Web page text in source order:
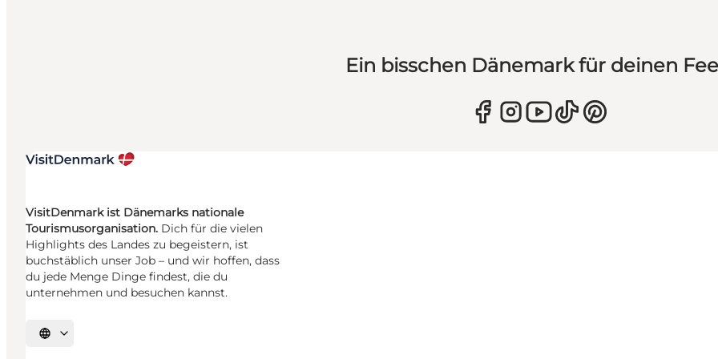
Ein bisschen Dänemark für deinen
VisitDenmark ist Dänemarks nationale
Tourismusorganisation. Dich für die vielen
Highlights des Landes zu begeistern, ist
buchstäblich unser Job – und wir hoffen, dass
du jede Menge Dinge findest, die du
unternehmen und besuchen kannst.
Sprache auswählen